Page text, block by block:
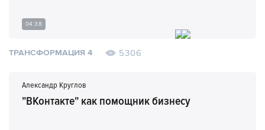
04:38
ТРАНСФОРМАЦИЯ 4 5306
Александр Круглов
"ВКонтакте" как помощник бизнесу